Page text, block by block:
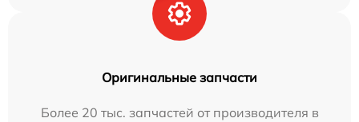
Оригинальные запчасти
Более 20 тыс. запчастей от производителя в